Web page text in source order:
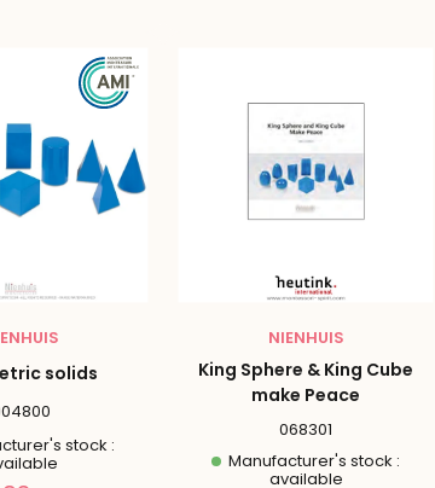
solids
stock :
NIENHUIS
King Sphere & King Cube
make Peace
068301
Manufacturer's stock :
available